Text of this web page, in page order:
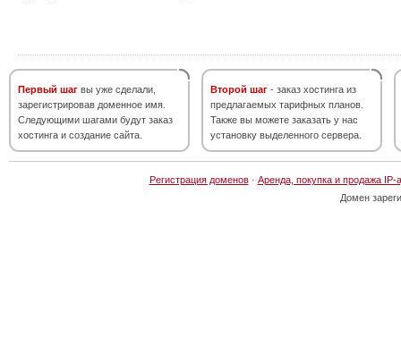
Первый шаг вы уже сделали,
зарегистрировав доменное имя.
Следующими шагами будут заказ
хостинга и создание сайта.
Второй шаг - заказ хостинга из
предлагаемых тарифных планов.
Также вы можете заказать у нас
установку выделенного сервера.
Регистрация доменов· Аренда, покупка и продажа IP-
Домен